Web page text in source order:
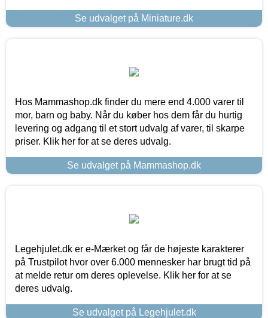
Se udvalget på Miniature.dk
Hos Mammashop.dk finder du mere end 4.000 varer til
mor, barn og baby. Når du køber hos dem får du hurtig
levering og adgang til et stort udvalg af varer, til skarpe
priser. Klik her for at se deres udvalg.
Se udvalget på Mammashop.dk
Legehjulet.dk er e-Mærket og får de højeste karakterer
på Trustpilot hvor over 6.000 mennesker har brugt tid på
at melde retur om deres oplevelse. Klik her for at se
deres udvalg.
Se udvalget på Legehjulet.dk